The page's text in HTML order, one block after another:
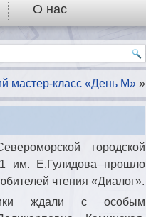
О нас
мастер-класс «День М» »
городской
им. Е.Гулидова прошло
чтения «Диалог».
ждали с особым